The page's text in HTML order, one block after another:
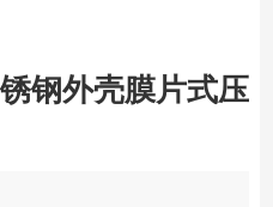
钢外壳膜片式压